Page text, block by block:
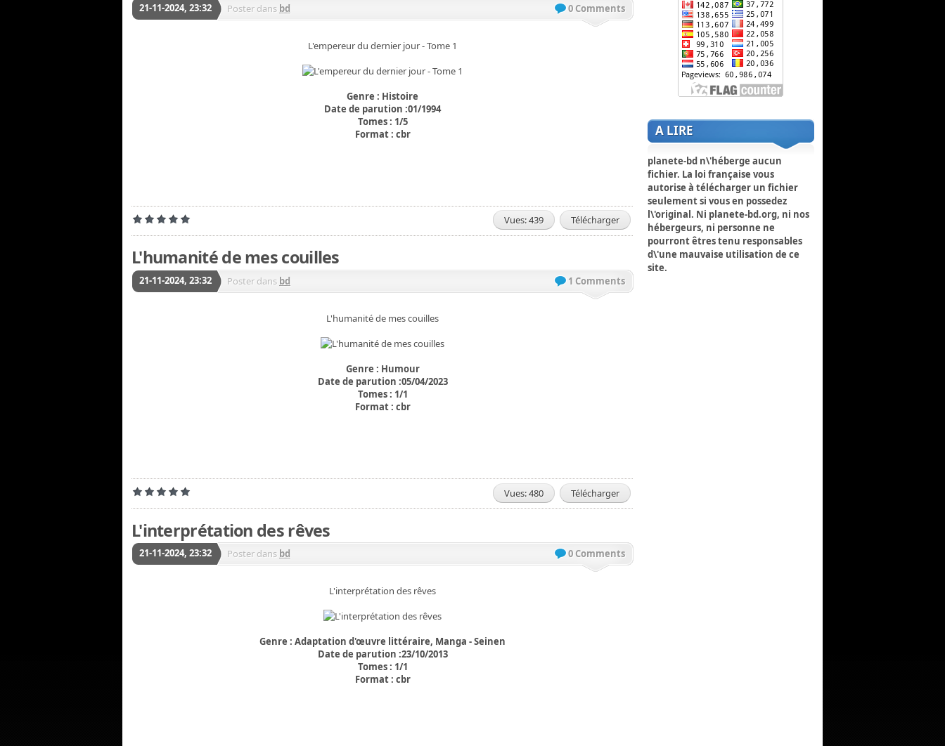
21-11-2024, 23:32 Poster dans bd 0 Comments
L'empereur du dernier jour - Tome 1
Genre : Histoire
Date de parution :01/1994
Tomes : 1/5
Format : cbr
Vues: 439 Télécharger
L'humanité de mes couilles
21-11-2024, 23:32 Poster dans bd 1 Comments
L'humanité de mes couilles
Genre : Humour
Date de parution :05/04/2023
Tomes : 1/1
Format : cbr
Vues: 480 Télécharger
L'interprétation des rêves
21-11-2024, 23:32 Poster dans bd 0 Comments
L'interprétation des rêves
Genre : Adaptation d'œuvre littéraire, Manga - Seinen
Date de parution :23/10/2013
Tomes : 1/1
Format : cbr
A LIRE
planete-bd n\'héberge aucun
fichier. La loi française vous
autorise à télécharger un fichier
seulement si vous en possedez
l\'original. Ni planete-bd.org, ni nos
hébergeurs, ni personne ne
pourront êtres tenu responsables
d\'une mauvaise utilisation de ce
site.